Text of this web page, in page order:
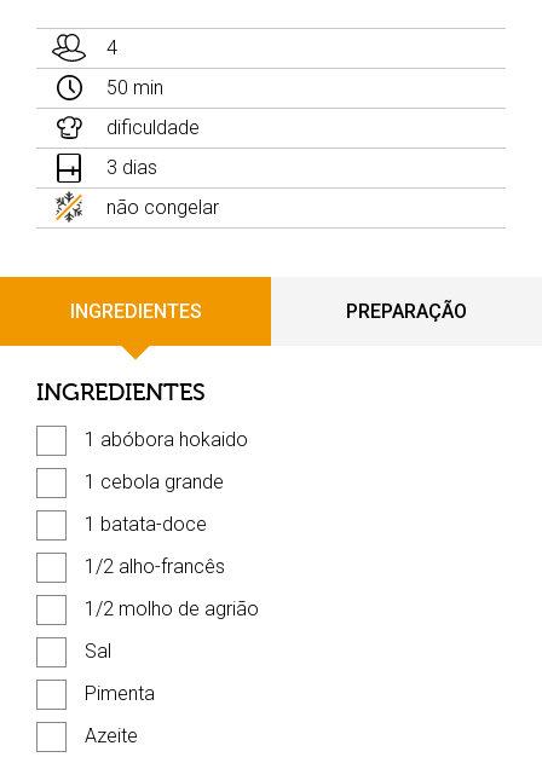
4
50 min
dificuldade
3 dias
não congelar
INGREDIENTES PREPARAÇÃO
INGREDIENTES
1 abóbora hokaido
1 cebola grande
1 batata-doce
1/2 alho-francês
1/2 molho de agrião
Sal
Pimenta
Azeite